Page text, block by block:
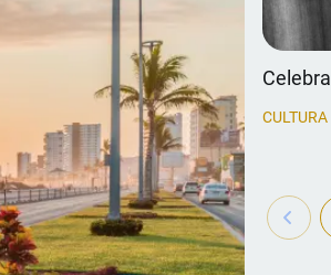
CULTURA